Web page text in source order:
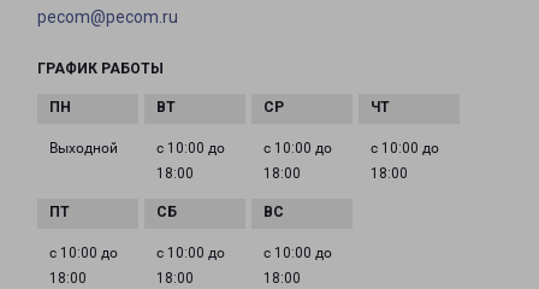
pecom@pecom.ru
ГРАФИК РАБОТЫ
Выходной
с 10:00 до
18:00
с 10:00 до
18:00
с 10:00 до
18:00
с 10:00 до
18:00
с 10:00 до
18:00
с 10:00 до
18:00